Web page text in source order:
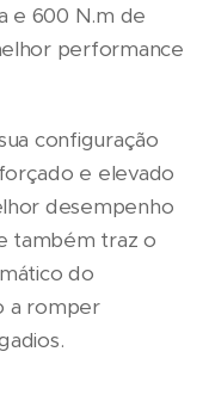
e 600 N.m de
performance
configuração
e elevado
desempenho
também traz o
do
a romper